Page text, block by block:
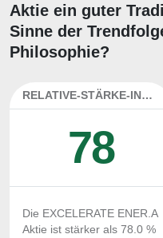
Aktie ein guter
Sinne der
Philosophie?
RELATIVE-STÄRKE-INDEX
78
Die EXCELERATE ENER.A
Aktie ist stärker als 78.0 %